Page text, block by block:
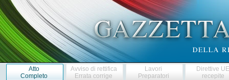
Atto
Completo
Avviso di rettifica
Errata corrige
Lavori
Preparatori
Direttive
recepite